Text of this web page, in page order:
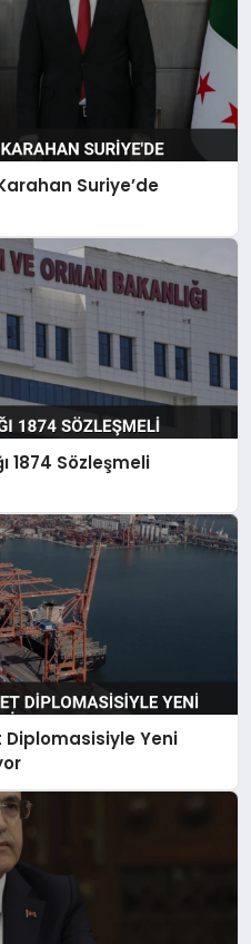
Suriye’de
1874 Sözleşmeli
Diplomasisiyle Yeni